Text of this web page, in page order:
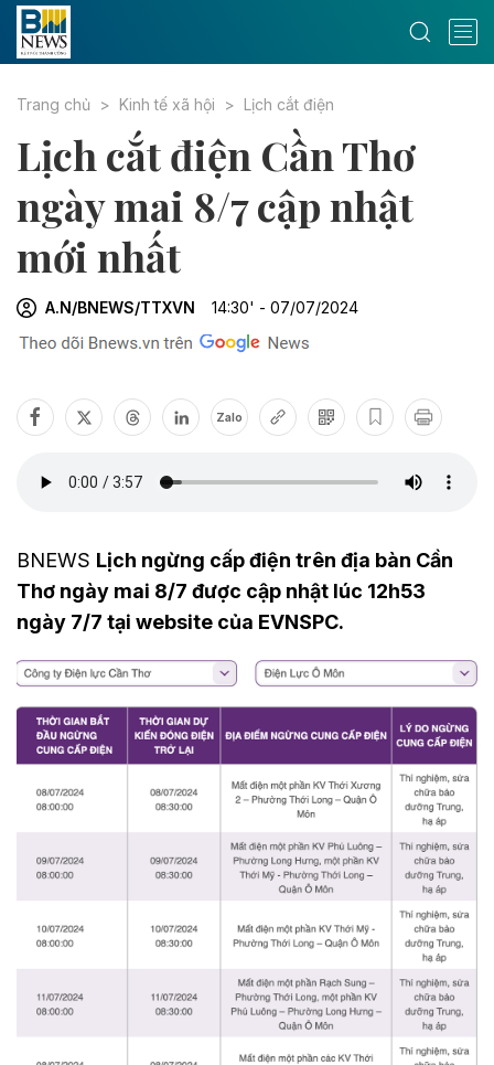
Trang chủ Kinh tế xã hội Lịch cắt điện
Lịch cắt điện Cần Thơ
ngày mai 8/7 cập nhật
mới nhất
A.N/BNEWS/TTXVN 14:30' - 07/07/2024
Zalo
BNEWS Lịch ngừng cấp điện trên địa bàn Cần
Thơ ngày mai 8/7 được cập nhật lúc 12h53
ngày 7/7 tại website của EVNSPC.